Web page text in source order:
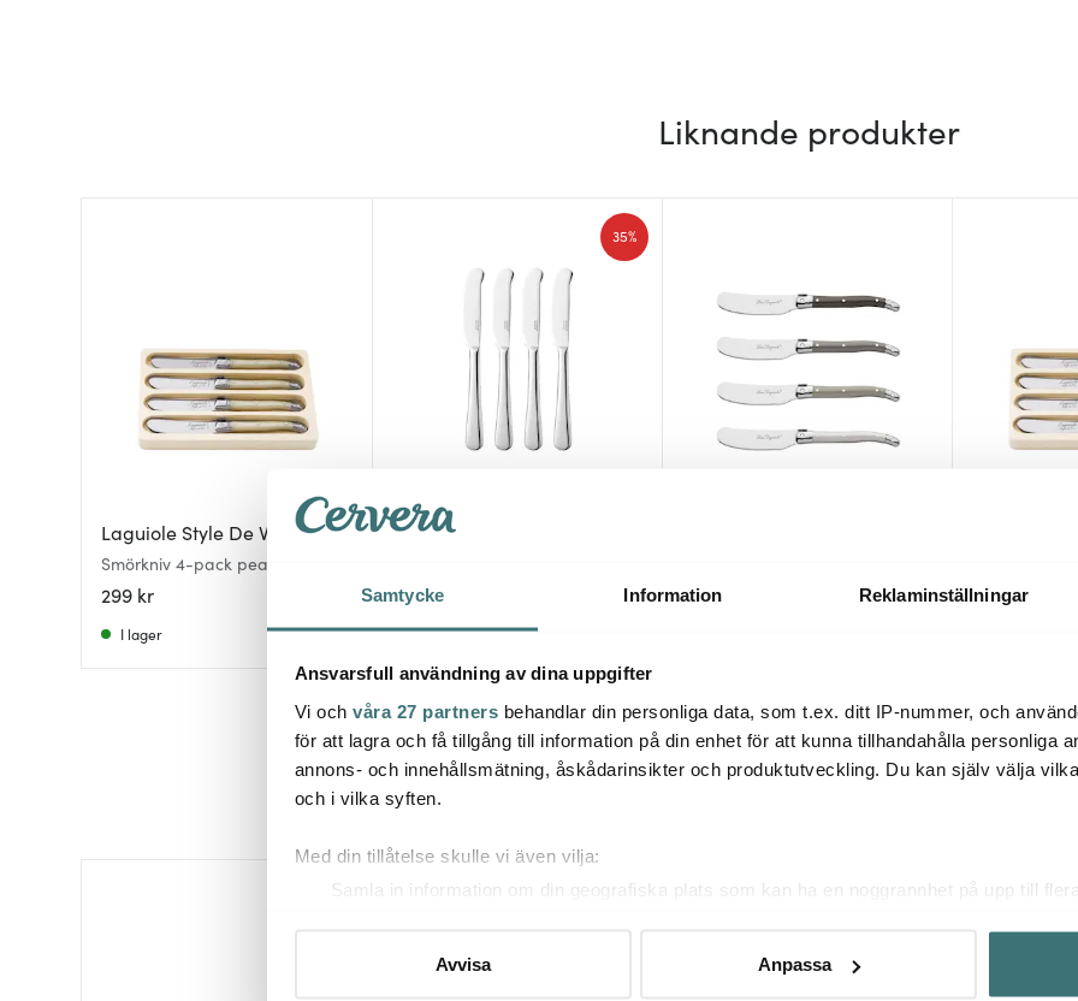
Samtycke Information Reklaminställningar
Ansvarsfull användning av dina uppgifter
Vi och våra 27 partners behandlar din personliga data, som t.ex. ditt IP-nummer, och
för att lagra och få tillgång till information på din enhet för att kunna tillhandahålla personliga
annons- och innehållsmätning, åskådarinsikter och produktutveckling. Du kan själv välja
och i vilka syften.
Med din tillåtelse skulle vi även vilja:
Samla in information om din geografiska plats som kan ha en noggrannhet på upp till
eller dra tillbaka ditt samtycke när som helst från cookie-förklaringen.
Avvisa Anpassa
Liknande produkter
Laguiole Style De Vie
Smörkniv 4-pack pearl
299 kr
I lager
Dorre
136 kr
35%
I lager
249 kr 299 kr
Du kanske också gillar